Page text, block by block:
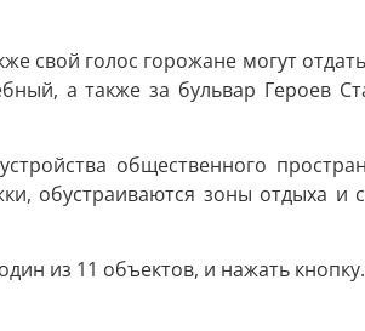
свой голос горожане могут
а также за бульвар Героев
общественного
обустраиваются зоны отдыха и
из 11 объектов, и нажать кнопку.